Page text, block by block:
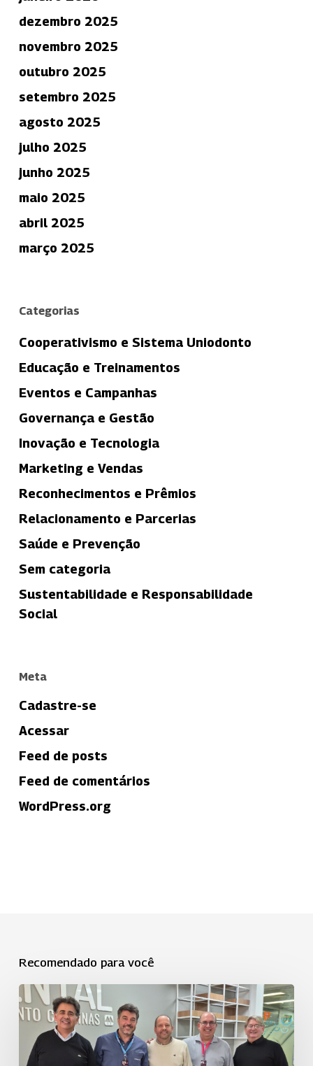
dezembro 2025
novembro 2025
outubro 2025
setembro 2025
agosto 2025
julho 2025
junho 2025
maio 2025
abril 2025
março 2025
Categorias
Cooperativismo e Sistema Uniodonto
Educação e Treinamentos
Eventos e Campanhas
Governança e Gestão
Inovação e Tecnologia
Marketing e Vendas
Reconhecimentos e Prêmios
Relacionamento e Parcerias
Saúde e Prevenção
Sem categoria
Sustentabilidade e Responsabilidade
Social
Meta
Cadastre-se
Acessar
Feed de posts
Feed de comentários
WordPress.org
Recomendado para você
Uniodonto
Campinas
fortalece